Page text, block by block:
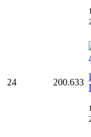
24 200.633